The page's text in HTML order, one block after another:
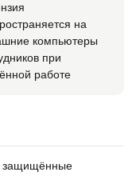
на
компьютеры
при
работе